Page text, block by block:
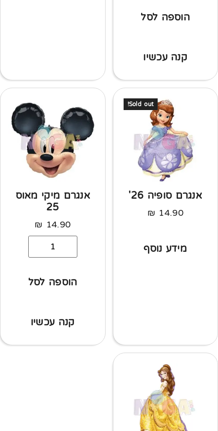
הוספה לסל
קנה עכשיו
Sold out!
אנגרם סופיה 26'
14.90
₪
מידע נוסף
אנגרם מיקי מאוס
25
14.90
₪
הוספה לסל
קנה עכשיו